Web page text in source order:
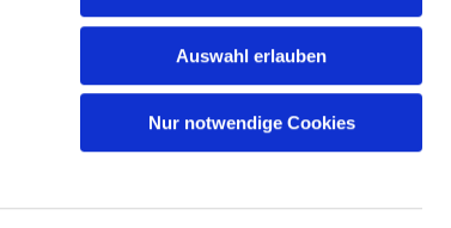
Auswahl erlauben
Nur notwendige Cookies